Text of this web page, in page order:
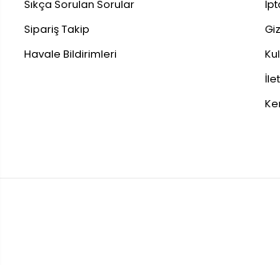
Sıkça Sorulan Sorular
Sipariş Takip
Havale Bildirimleri